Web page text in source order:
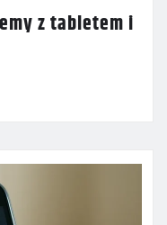
z tabletem i